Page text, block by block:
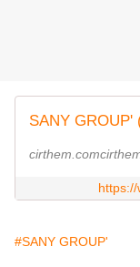
SANY GROUP'
#SANY GROUP'